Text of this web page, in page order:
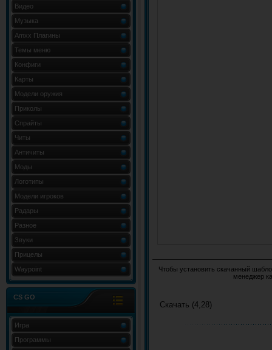
Видео
Музыка
Amxx Плагины
Темы меню
Конфиги
Карты
Модели оружия
Приколы
Спрайты
Читы
Античиты
Моды
Логотипы
Модели игроков
Радары
Разное
Звуки
Прицелы
Waypoint
CS GO
Игра
Программы
Чтобы установить скачанный
менеджер
Скачать (4,28)